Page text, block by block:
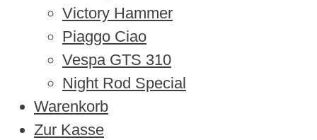
Victory Hammer
Piaggo Ciao
Vespa GTS 310
Night Rod Special
Warenkorb
Zur Kasse